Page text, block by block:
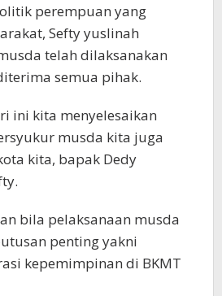
perempuan yang
Sefty yuslinah
telah dilaksanakan
semua pihak.
ini kita menyelesaikan
musda kita juga
kita, bapak Dedy
bila pelaksanaan musda
penting yakni
kepemimpinan di BKMT